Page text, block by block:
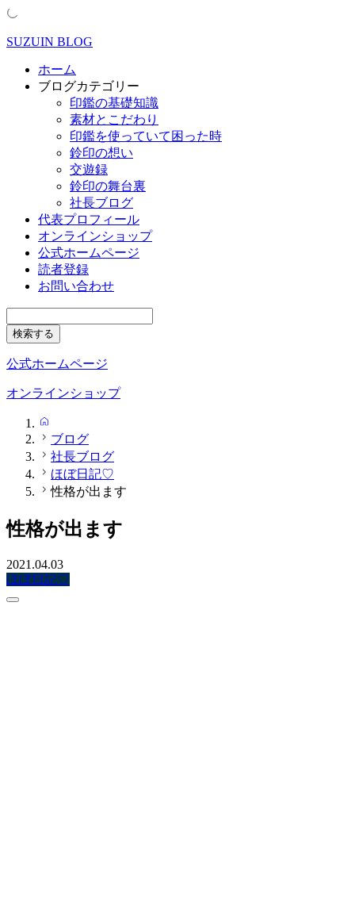
SUZUIN BLOG
ホーム
ブログカテゴリー
印鑑の基礎知識
素材とこだわり
印鑑を使っていて困った時
鈴印の想い
交遊録
鈴印の舞台裏
社長ブログ
代表プロフィール
オンラインショップ
公式ホームページ
読者登録
お問い合わせ
公式ホームページ
オンラインショップ
ブログ
社長ブログ
ほぼ日記♡
性格が出ます
性格が出ます
2021.04.03
ほぼ日記♡